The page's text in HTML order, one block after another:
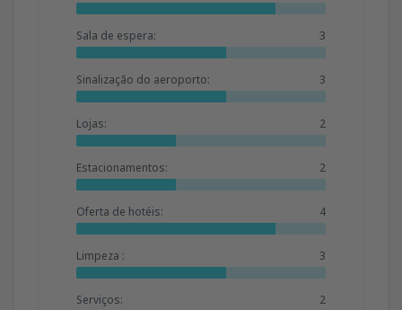
Sala de espera: 3
Sinalização do aeroporto: 3
Lojas: 2
Estacionamentos: 2
Oferta de hotéis: 4
Limpeza : 3
Serviços: 2